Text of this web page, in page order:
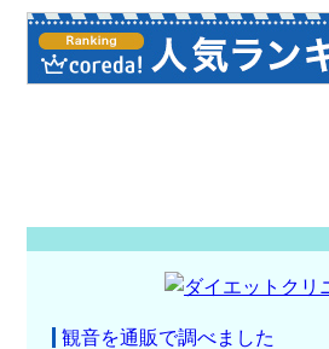
観音を通販で調べました